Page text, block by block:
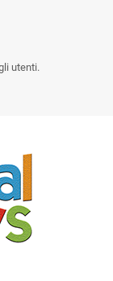
utenti.